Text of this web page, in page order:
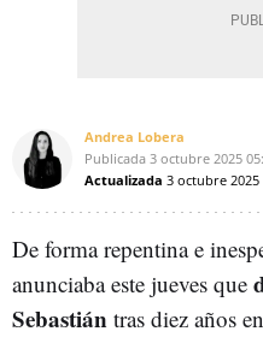
Andrea Lobera
Publicada 3 octubre 2025
Actualizada 3 octubre 2025
De forma repentina e
anunciaba este jueves que
Sebastián tras diez años